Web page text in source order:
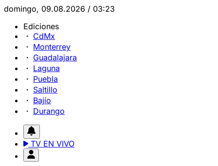
domingo, 09.08.2026 / 03:23
Ediciones
CdMx
Monterrey
Guadalajara
Laguna
Puebla
Saltillo
Bajío
Durango
TV EN VIVO